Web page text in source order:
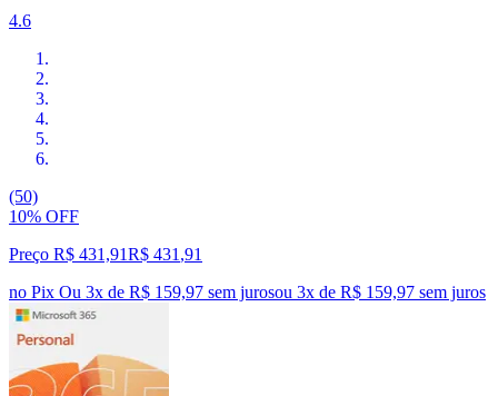
4.6
(50)
10% OFF
Preço R$ 431,91R$ 431 ,91
no Pix Ou 3x de R$ 159,97 sem jurosou 3x de R$ 159,97 sem juros